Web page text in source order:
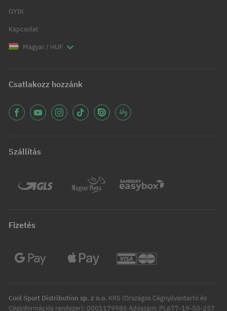
GYIK
Kapcsolat
Magyar / HUF
Csatlakozz hozzánk
Szállítás
Fizetés
Cool Sport Distribution sp. z o.o. KRS (Országos Cégnyilvántartó és
Céginformációs rendszer): 0001179986 Adószám: PL677-19-50-257